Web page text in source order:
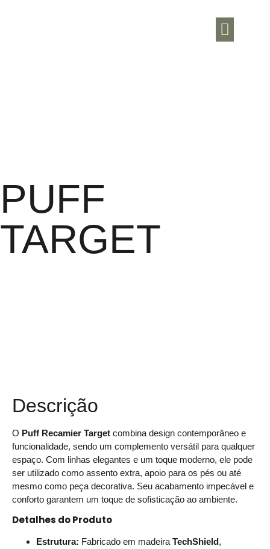
PUFF
TARGET
Descrição
O Puff Recamier Target combina design contemporâneo e
funcionalidade, sendo um complemento versátil para qualquer
espaço. Com linhas elegantes e um toque moderno, ele pode
ser utilizado como assento extra, apoio para os pés ou até
mesmo como peça decorativa. Seu acabamento impecável e
conforto garantem um toque de sofisticação ao ambiente.
Detalhes do Produto
Estrutura: Fabricado em madeira TechShield,